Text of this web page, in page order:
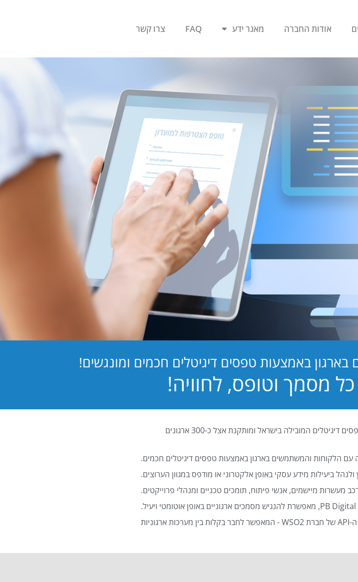
אודות החברה מאגר ידע FAQ צרו קשר
באמצעות טפסים דיגיטלים חכמים ומונגשים!
PB Digital (PrintBOS Digital) הינה המערכת לטפסים דיגיטלים המובילה בישראל ומותקנת אצל כ-300 ארגונים
עם הלקוחות והמשתמשים בארגון באמצעות טפסים דיגיטלים חכמים.
ביעילות מידע עסקי באופן אלקטרוני או מודפס במגוון הערוצים.
מיישמים, אנשי פיתוח, תומכים טכניים ומנהלי פרוייקטים.